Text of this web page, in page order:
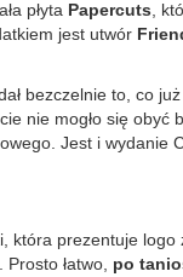
płyta Papercuts ,
jest utwór
bezczelnie to, co
nie mogło się obyć
Jest i wydanie
która prezentuje logo
łatwo, po